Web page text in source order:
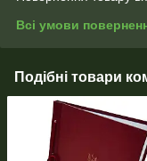
Всі умови
Подібні товари